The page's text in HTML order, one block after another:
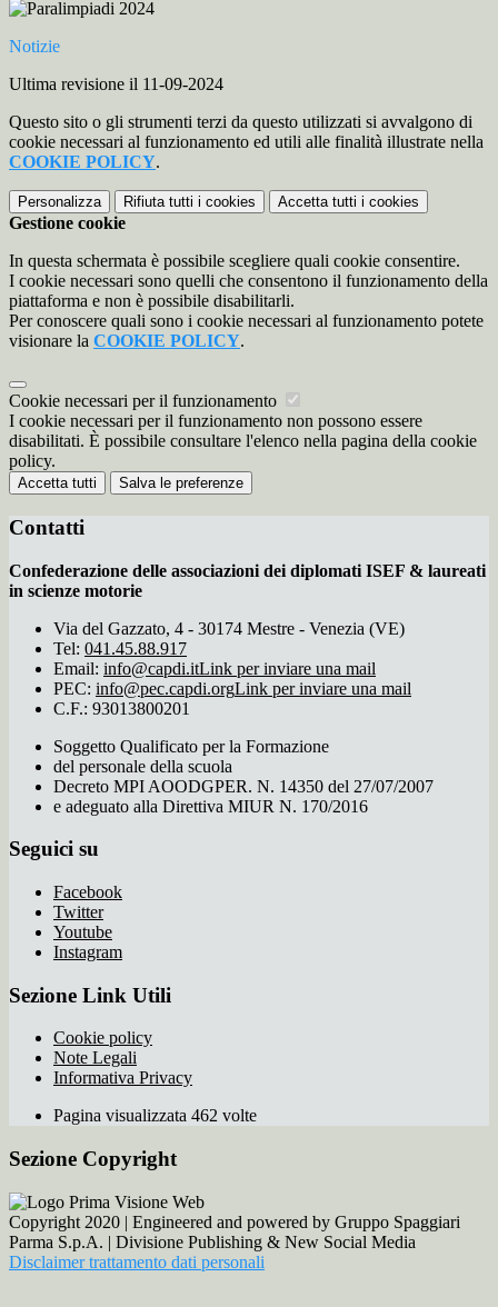
Notizie
Ultima revisione il 11-09-2024
Questo sito o gli strumenti terzi da questo utilizzati si avvalgono di
cookie necessari al funzionamento ed utili alle finalità illustrate nella
COOKIE POLICY.
Personalizza Rifiuta tutti i cookies Accetta tutti i cookies
Gestione cookie
In questa schermata è possibile scegliere quali cookie consentire.
I cookie necessari sono quelli che consentono il funzionamento della
piattaforma e non è possibile disabilitarli.
Per conoscere quali sono i cookie necessari al funzionamento potete
visionare la COOKIE POLICY.
Cookie necessari per il funzionamento
I cookie necessari per il funzionamento non possono essere
disabilitati. È possibile consultare l'elenco nella pagina della cookie
policy.
Accetta tutti Salva le preferenze
Contatti
Confederazione delle associazioni dei diplomati ISEF & laureati
in scienze motorie
Via del Gazzato, 4 - 30174 Mestre - Venezia (VE)
Tel: 041.45.88.917
Email: info@capdi.itLink per inviare una mail
PEC: info@pec.capdi.orgLink per inviare una mail
C.F.: 93013800201
Soggetto Qualificato per la Formazione
del personale della scuola
Decreto MPI AOODGPER. N. 14350 del 27/07/2007
e adeguato alla Direttiva MIUR N. 170/2016
Seguici su
Facebook
Twitter
Youtube
Instagram
Sezione Link Utili
Cookie policy
Note Legali
Informativa Privacy
Pagina visualizzata 462 volte
Sezione Copyright
Copyright 2020 | Engineered and powered by Gruppo Spaggiari
Parma S.p.A. | Divisione Publishing & New Social Media
Disclaimer trattamento dati personali